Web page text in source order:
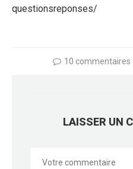
questionsreponses/
10 commentaires
LAISSER UN